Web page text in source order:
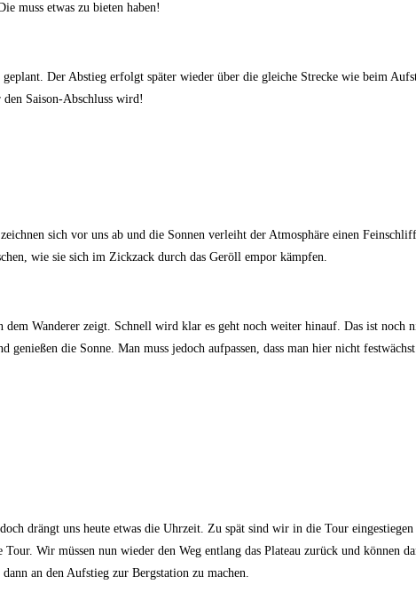
muss etwas zu bieten haben!
Der Abstieg erfolgt später wieder über die gleiche Strecke wie beim
Saison-Abschluss wird!
sich vor uns ab und die Sonnen verleiht der Atmosphäre einen
wie sie sich im Zickzack durch das Geröll empor kämpfen.
Wanderer zeigt. Schnell wird klar es geht noch weiter hinauf. Das ist
genießen die Sonne. Man muss jedoch aufpassen, dass man hier nicht
drängt uns heute etwas die Uhrzeit. Zu spät sind wir in die Tour
Wir müssen nun wieder den Weg entlang das Plateau zurück und können
an den Aufstieg zur Bergstation zu machen.